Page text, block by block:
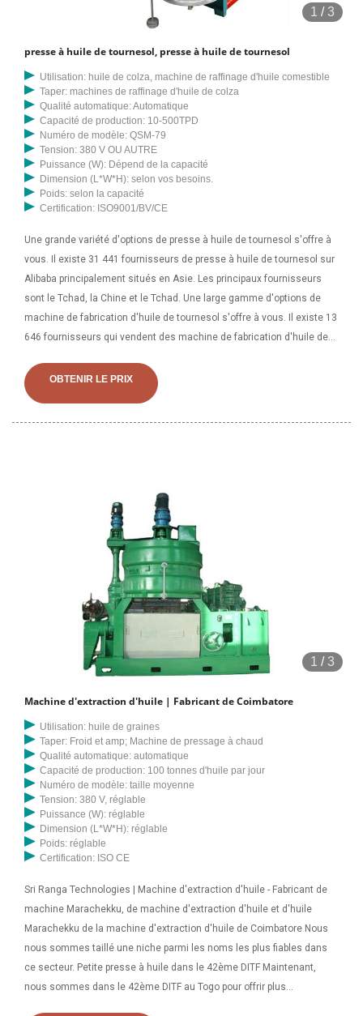
1 /3
presse à huile de tournesol, presse à huile de tournesol
Utilisation: huile de colza, machine de raffinage d'huile comestible
Taper: machines de raffinage d'huile de colza
Qualité automatique: Automatique
Capacité de production: 10-500TPD
Numéro de modèle: QSM-79
Tension: 380 V OU AUTRE
Puissance (W): Dépend de la capacité
Dimension (L*W*H): selon vos besoins.
Poids: selon la capacité
Certification: ISO9001/BV/CE
Une grande variété d'options de presse à huile de tournesol s'offre à
vous. Il existe 31 441 fournisseurs de presse à huile de tournesol sur
Alibaba principalement situés en Asie. Les principaux fournisseurs
sont le Tchad, la Chine et le Tchad. Une large gamme d'options de
machine de fabrication d'huile de tournesol s'offre à vous. Il existe 13
646 fournisseurs qui vendent des machine de fabrication d'huile de
fournisseurs sont le Tchad, la Chine et le Tchad,
OBTENIR LE PRIX
1 /3
Machine d'extraction d'huile | Fabricant de Coimbatore
Utilisation: huile de graines
Taper: Froid et amp; Machine de pressage à chaud
Qualité automatique: automatique
Capacité de production: 100 tonnes d'huile par jour
Numéro de modèle: taille moyenne
Tension: 380 V, réglable
Puissance (W): réglable
Dimension (L*W*H): réglable
Poids: réglable
Certification: ISO CE
Sri Ranga Technologies | Machine d'extraction d'huile - Fabricant de
machine Marachekku, de machine d'extraction d'huile et d'huile
Marachekku de la machine d'extraction d'huile de Coimbatore Nous
nous sommes taillé une niche parmi les noms les plus fiables dans
ce secteur. Petite presse à huile dans le 42ème DITF Maintenant,
nous sommes dans le 42ème DITF au Togo pour offrir plus